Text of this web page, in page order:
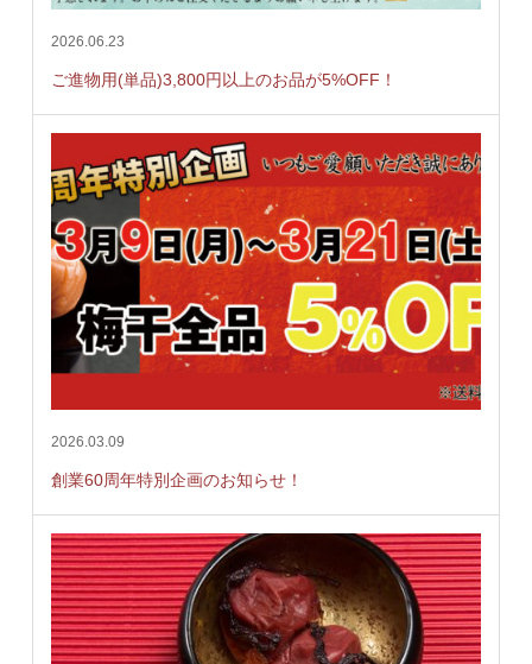
2026.06.23
ご進物用(単品)3,800円以上のお品が5%OFF！
2026.03.09
創業60周年特別企画のお知らせ！